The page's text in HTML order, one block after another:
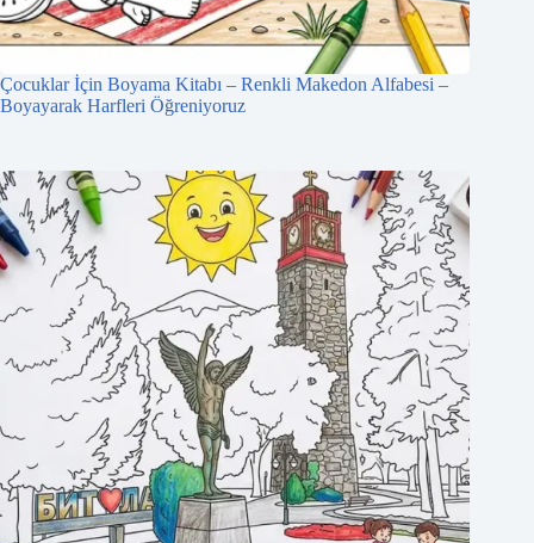
Çocuklar İçin Boyama Kitabı – Renkli Makedon Alfabesi –
Boyayarak Harfleri Öğreniyoruz